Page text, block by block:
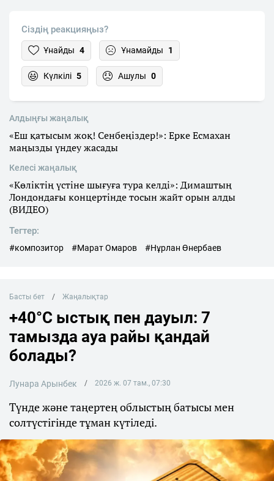
Сіздің реакцияңыз?
Ұнайды 4 Ұнамайды 1
Күлкілі 5 Ашулы 0
Алдыңғы жаңалық
«Еш қатысым жоқ! Сенбеңіздер!»: Ерке Есмахан
маңызды үндеу жасады
Келесі жаңалық
«Көліктің үстіне шығуға тура келді»: Димаштың
Лондондағы концертінде тосын жайт орын алды
(ВИДЕО)
Тегтер:
#композитор #Марат Омаров #Нұрлан Өнербаев
Басты бет Жаңалықтар
+40°C ыстық пен дауыл: 7
тамызда ауа райы қандай
болады?
Лунара Арынбек 2026 ж. 07 там., 07:30
Түнде және таңертең облыстың батысы мен
солтүстігінде тұман күтіледі.